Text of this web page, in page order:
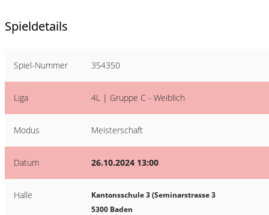
Spieldetails
Spiel-Nummer 354350
Liga 4L | Gruppe C - Weiblich
Modus Meisterschaft
Datum 26.10.2024 13:00
Halle
Kantonsschule 3 (Seminarstrasse 3
5300 Baden